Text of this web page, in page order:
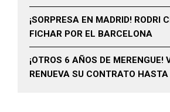
¡SORPRESA EN MADRID! RODRI
FICHAR POR EL BARCELONA
¡OTROS 6 AÑOS DE MERENGUE!
RENUEVA SU CONTRATO